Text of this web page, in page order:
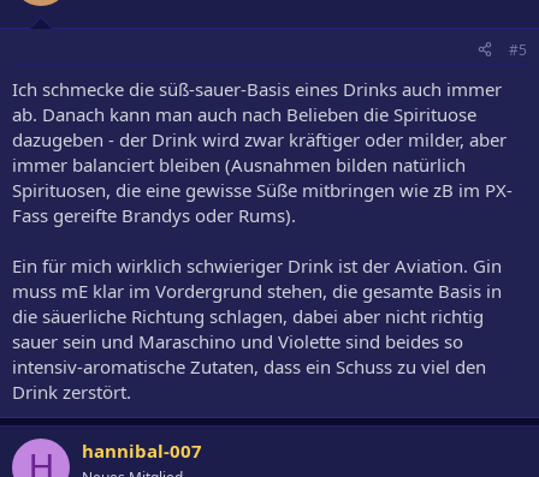
#5
Ich schmecke die süß-sauer-Basis eines Drinks auch immer
ab. Danach kann man auch nach Belieben die Spirituose
dazugeben - der Drink wird zwar kräftiger oder milder, aber
immer balanciert bleiben (Ausnahmen bilden natürlich
Spirituosen, die eine gewisse Süße mitbringen wie zB im PX-
Fass gereifte Brandys oder Rums).
Ein für mich wirklich schwieriger Drink ist der Aviation. Gin
muss mE klar im Vordergrund stehen, die gesamte Basis in
die säuerliche Richtung schlagen, dabei aber nicht richtig
sauer sein und Maraschino und Violette sind beides so
intensiv-aromatische Zutaten, dass ein Schuss zu viel den
Drink zerstört.
H hannibal-007